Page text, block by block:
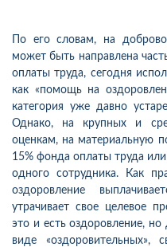
По его словам, на
может быть направлена
оплаты труда, сегодня
как «помощь на
категория уже давно
Однако, на крупных и
оценкам, на материальную
15% фонда оплаты труда
одного сотрудника. Как
оздоровление
утрачивает свое целевое
это и есть оздоровление,
виде